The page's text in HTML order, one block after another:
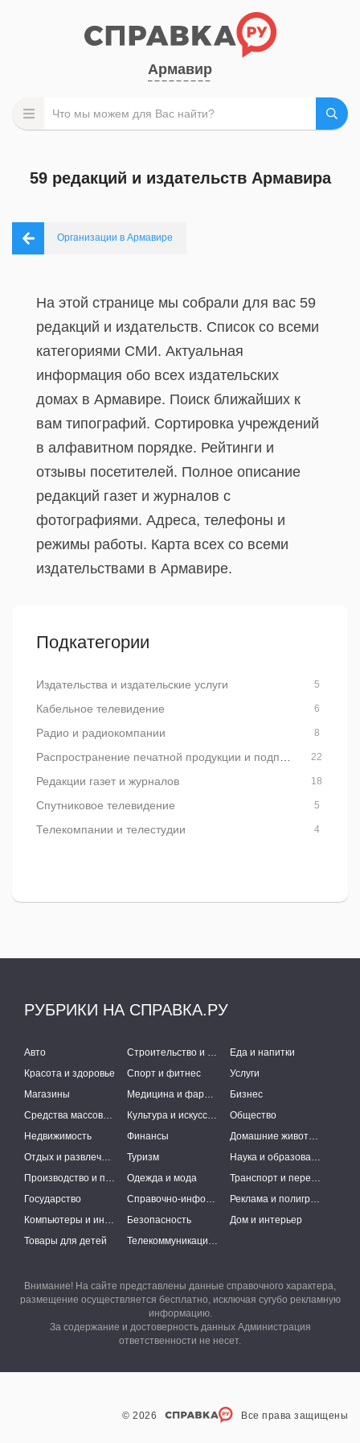
Армавир
59 редакций и издательств Армавира
Организации в Армавире
На этой странице мы собрали для вас 59
редакций и издательств. Список со всеми
категориями СМИ. Актуальная
информация обо всех издательских
домах в Армавире. Поиск ближайших к
вам типографий. Сортировка учреждений
в алфавитном порядке. Рейтинги и
отзывы посетителей. Полное описание
редакций газет и журналов с
фотографиями. Адреса, телефоны и
режимы работы. Карта всех со всеми
издательствами в Армавире.
Подкатегории
Издательства и издательские услуги 5
Кабельное телевидение 6
Радио и радиокомпании 8
22
Редакции газет и журналов 18
Спутниковое телевидение 5
Телекомпании и телестудии 4
РУБРИКИ НА СПРАВКА.РУ
Авто Строительство и ремонт
Еда и напитки
Красота и здоровье
Спорт и фитнес
Услуги
Магазины
Медицина и фармацевтика
Бизнес
Средства массовой информации
Культура и искусство
Общество
Недвижимость
Финансы
Домашние животные
Отдых и развлечения
Туризм
Наука и образование
Производство и поставки
Одежда и мода
Транспорт и перевозки
Государство
Справочно-информационные системы
Реклама и полиграфия
Компьютеры и интернет
Безопасность
Дом и интерьер
Товары для детей
Телекоммуникации и связь
Внимание! На сайте представлены данные справочного характера,
размещение осуществляется бесплатно, исключая сугубо рекламную
информацию.
За содержание и достоверность данных Администрация
ответственности не несет.
© 2026 Все права защищены